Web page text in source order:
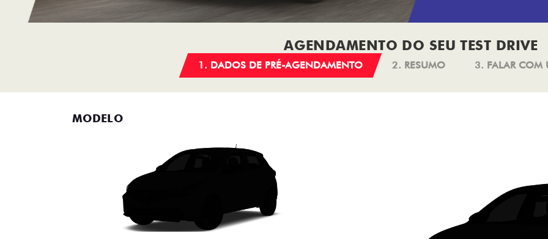
AGENDAMENTO DO SEU TEST DRIVE
1. DADOS DE PRÉ-AGENDAMENTO 2. RESUMO 3. FALAR COM
MODELO